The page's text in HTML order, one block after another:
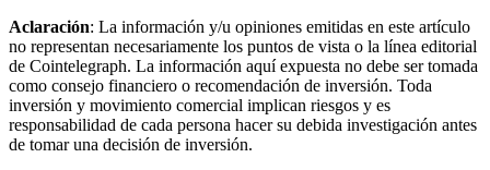
Aclaración: La información y/u opiniones emitidas en este artículo
no representan necesariamente los puntos de vista o la línea editorial
de Cointelegraph. La información aquí expuesta no debe ser tomada
como consejo financiero o recomendación de inversión. Toda
inversión y movimiento comercial implican riesgos y es
responsabilidad de cada persona hacer su debida investigación antes
de tomar una decisión de inversión.